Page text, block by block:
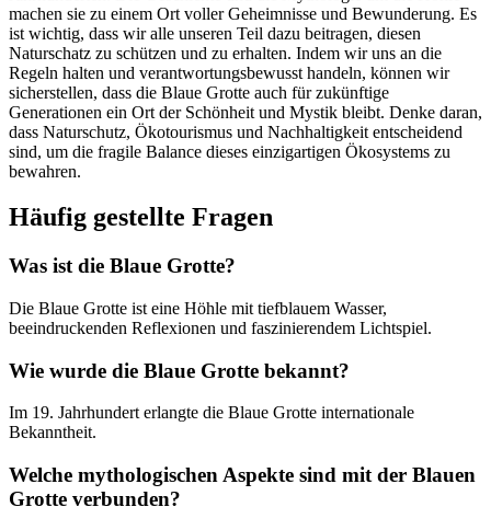
machen sie zu einem Ort voller Geheimnisse und Bewunderung. Es
ist wichtig, dass wir alle unseren Teil dazu beitragen, diesen
Naturschatz zu schützen und zu erhalten. Indem wir uns an die
Regeln halten und verantwortungsbewusst handeln, können wir
sicherstellen, dass die Blaue Grotte auch für zukünftige
Generationen ein Ort der Schönheit und Mystik bleibt. Denke daran,
dass Naturschutz, Ökotourismus und Nachhaltigkeit entscheidend
sind, um die fragile Balance dieses einzigartigen Ökosystems zu
bewahren.
Häufig gestellte Fragen
Was ist die Blaue Grotte?
Die Blaue Grotte ist eine Höhle mit tiefblauem Wasser,
beeindruckenden Reflexionen und faszinierendem Lichtspiel.
Wie wurde die Blaue Grotte bekannt?
Im 19. Jahrhundert erlangte die Blaue Grotte internationale
Bekanntheit.
Welche mythologischen Aspekte sind mit der Blauen
Grotte verbunden?